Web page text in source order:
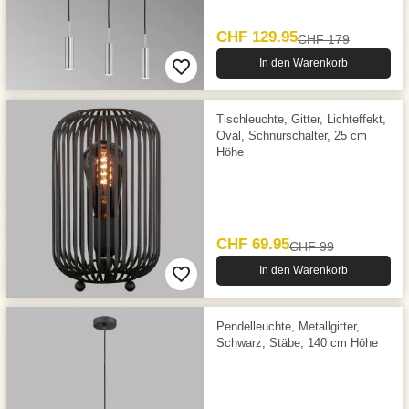
CHF 129.95CHF 179
In den Warenkorb
Tischleuchte, Gitter, Lichteffekt,
Oval, Schnurschalter, 25 cm
Höhe
CHF 69.95CHF 99
In den Warenkorb
Pendelleuchte, Metallgitter,
Schwarz, Stäbe, 140 cm Höhe